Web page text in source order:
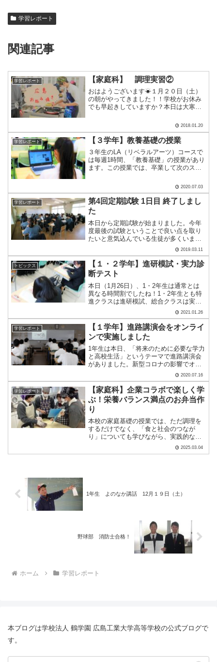
学習レポート
関連記事
学習レポート 【家庭科】 調理実習②
おはようございます☀１月２０日（土）
の朝がやってきました！！学校がお休み
でも早起きしていますか？本日は大寒で
日が知っていますか？正解は... 「オコ
パー・タコパーの日」「オコパー・タコ
パ―」とは、「お好.....
2018.01.20
学習レポート 【３学年】教養基礎の授業
３年生のLA（リベラルアーツ）コースで
は毎週1時間、「教養基礎」の授業があり
ます。この授業では、卒業して次のステ
のスキルアップを目指しています。１学
期はPowerPointでプレゼンテーション資
料を作成し.....
2020.07.03
学習レポート
第4回定期試験 1日目 終了しまし
た
本日から定期試験が始まりました。今年
度最後の試験ということで良い点を取り
たいと意気込んでいる生徒が多くいま
す。2年生の試験の様子です。本日の試験
が終わると、校内にはさっそく明日の試
験対策をしている生徒がいました。先生
に質問したり友達と集まっ.....
2019.03.11
トピックス
【１・２学年】進研模試・実力診
断テスト
本日（1月26日）、1・2年生は通常とは
異なる時間割でしたね！1・2年生とも特
進クラスは進研模試、総合クラスは実力
診断テストを受けました。2年生の特進ク
ラスは昨日も進研模試！本日は理科、社
会、英語です。 理科と社会は科目を自分
で選んで受験し.....
2021.01.26
学習レポート
【１学年】進路講演会をオンライ
ンで実施しました
1年生は本日、「将来のために必要な学力
と高校生活」というテーマで進路講演会
がありました。新型コロナの影響でオン
ラインでの実施です。講演の中では、デ
ータを使っての説明がなされ、納得した
部分も多かったのではないかと思います
印象的だったのは、どれ.....
2020.07.16
学習レポート
【家庭科】企業コラボで楽しく学
ぶ！栄養バランス満点のお弁当作
り
本校の家庭基礎の授業では、ただ調理を
するだけでなく、「食と社会のつなが
り」についても学びながら、実践的な体
験を大切にしています。今回の授業で
は、栄養バランスを考えたお弁当作りに
2025.03.04
1年生 よのなか講話 12月１９日（土）
野球部 消防士合格！
ホーム 学習レポート
本ブログは学校法人 鶴学園 広島工業大学高等学校の公式ブログで
す。